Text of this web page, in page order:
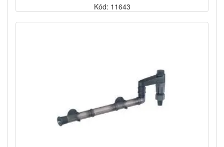
Kód: 11643